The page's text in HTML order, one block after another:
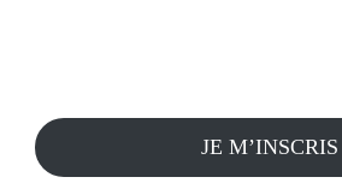
une infraction si elle en informe
JE M’INSCRIS